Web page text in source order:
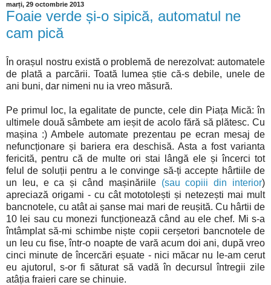
marți, 29 octombrie 2013
Foaie verde și-o sipică, automatul ne
cam pică
În orașul nostru există o problemă de nerezolvat: automatele
de plată a parcării. Toată lumea știe că-s debile, unele de
ani buni, dar nimeni nu ia vreo măsură.
Pe primul loc, la egalitate de puncte, cele din Piața Mică: în
ultimele două sâmbete am ieșit de acolo fără să plătesc. Cu
mașina :) Ambele automate prezentau pe ecran mesaj de
nefuncționare și bariera era deschisă. Asta a fost varianta
fericită, pentru că de multe ori stai lângă ele și încerci tot
felul de soluții pentru a le convinge să-ți accepte hârtiile de
un leu, e ca și când mașinăriile (sau copiii din interior)
apreciază origami - cu cât mototolești și netezești mai mult
bancnotele, cu atât ai șanse mai mari de reușită. Cu hârtii de
10 lei sau cu monezi funcționează când au ele chef. Mi s-a
întâmplat să-mi schimbe niște copii cerșetori bancnotele de
un leu cu fise, într-o noapte de vară acum doi ani, după vreo
cinci minute de încercări eșuate - nici măcar nu le-am cerut
eu ajutorul, s-or fi săturat să vadă în decursul întregii zile
atâția fraieri care se chinuie.